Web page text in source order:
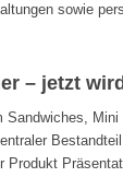
sowie
– jetzt
Sandwiches, Mini
Produkt